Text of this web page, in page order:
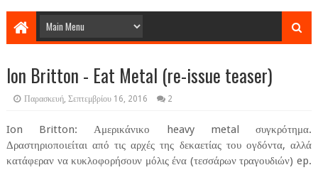
Ion Britton - Eat Metal (re-issue teaser)
Παρασκευή, Σεπτεμβρίου 16, 2016 2
Ion Britton: Αμερικάνικο heavy metal συγκρότημα.
Δραστηριοποιείται από τις αρχές της δεκαετίας του ογδόντα, αλλά
κατάφεραν να κυκλοφορήσουν μόλις ένα (τεσσάρων τραγουδιών) ep.